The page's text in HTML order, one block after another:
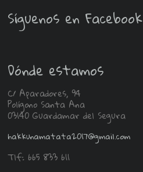
Síguenos en Facebook
Dónde estamos
C/ Aparadores, 94
Polígono Santa Ana
03140 Guardamar del Segura
hakkunamatata2017@gmail.com
Tlf: 665 833 611